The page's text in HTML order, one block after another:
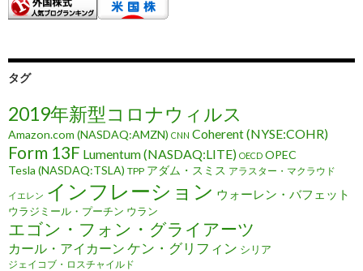
タグ
2019年新型コロナウィルス
Amazon.com (NASDAQ:AMZN) CNN Coherent (NYSE:COHR)
Form 13F Lumentum (NASDAQ:LITE) OECD OPEC
Tesla (NASDAQ:TSLA) TPP アダム・スミス アラスター・マクラウド
イエレン インフレーション ウォーレン・バフェット
ウラジミール・プーチン ウラン
エゴン・フォン・グライアーツ
カール・アイカーン ケン・グリフィン シリア
ジェイコブ・ロスチャイルド